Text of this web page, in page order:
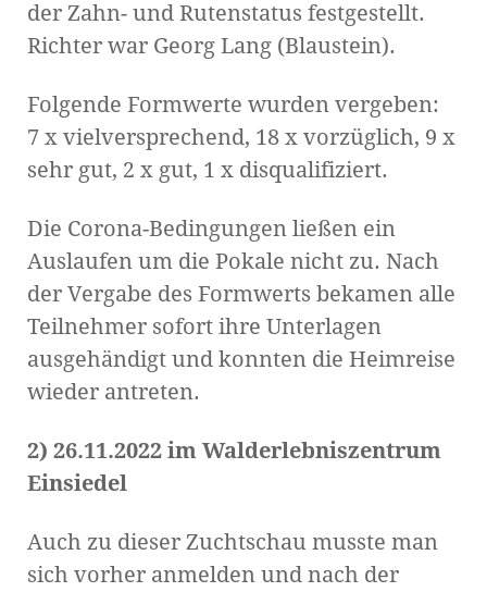
der Zahn- und Rutenstatus festgestellt.
Richter war Georg Lang (Blaustein).
Folgende Formwerte wurden vergeben:
7 x vielversprechend, 18 x vorzüglich, 9 x
sehr gut, 2 x gut, 1 x disqualifiziert.
Die Corona-Bedingungen ließen ein
Auslaufen um die Pokale nicht zu. Nach
der Vergabe des Formwerts bekamen alle
Teilnehmer sofort ihre Unterlagen
ausgehändigt und konnten die Heimreise
wieder antreten.
2) 26.11.2022 im Walderlebniszentrum
Einsiedel
Auch zu dieser Zuchtschau musste man
sich vorher anmelden und nach der